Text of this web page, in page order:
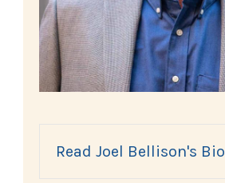
Read Joel Bellison's Bio